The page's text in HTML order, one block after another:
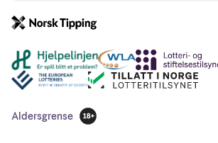
Andre lenker
Aldersgrense
18 år